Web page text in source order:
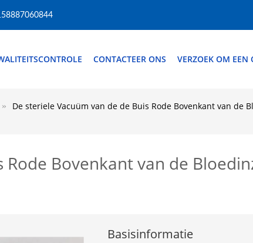
CONTACTEER ONS VERZOEK OM EEN
De steriele Vacuüm van de de Buis Rode Bovenkant van de
Bovenkant van de
Basisinformatie